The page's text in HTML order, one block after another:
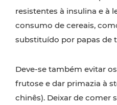
resistentes à insulina e à
consumo de cereais,
substituído por papas de
Deve-se também evitar
frutose e dar primazia à
chinês). Deixar de comer